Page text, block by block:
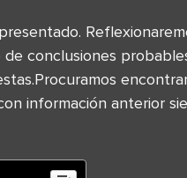
conclusiones
información anterior